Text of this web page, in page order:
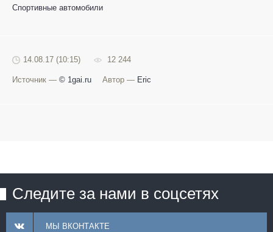
Спортивные автомобили
14.08.17 (10:15) 12 244
Источник — © 1gai.ru Автор — Eric
Следите за нами в соцсетях
МЫ ВКОНТАКТЕ